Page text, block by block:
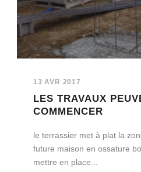
13 AVR 2017
LES TRAVAUX
COMMENCER
le terrassier met à plat la
future maison en ossature
mettre en place...